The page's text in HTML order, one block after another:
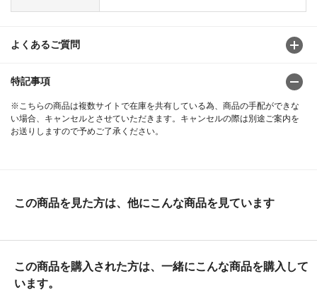
よくあるご質問
特記事項
※こちらの商品は複数サイトで在庫を共有している為、商品の手配ができな
い場合、キャンセルとさせていただきます。キャンセルの際は別途ご案内を
お送りしますので予めご了承ください。
この商品を見た方は、他にこんな商品を見ています
この商品を購入された方は、一緒にこんな商品を購入して
います。